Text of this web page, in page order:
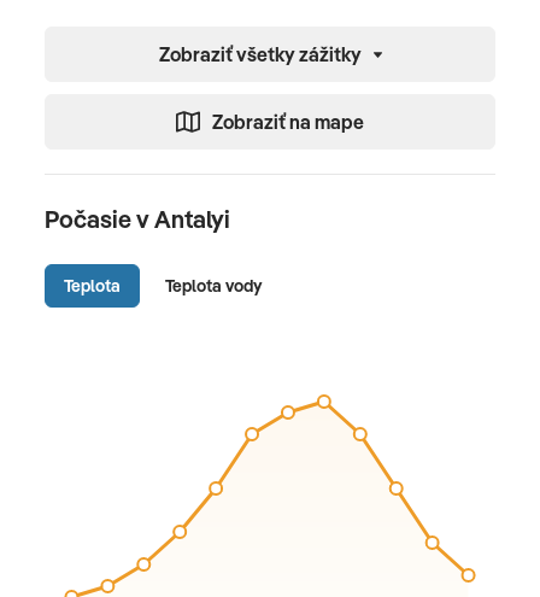
Zobraziť všetky zážitky
Zobraziť na mape
Počasie v Antalyi
Teplota Teplota vody